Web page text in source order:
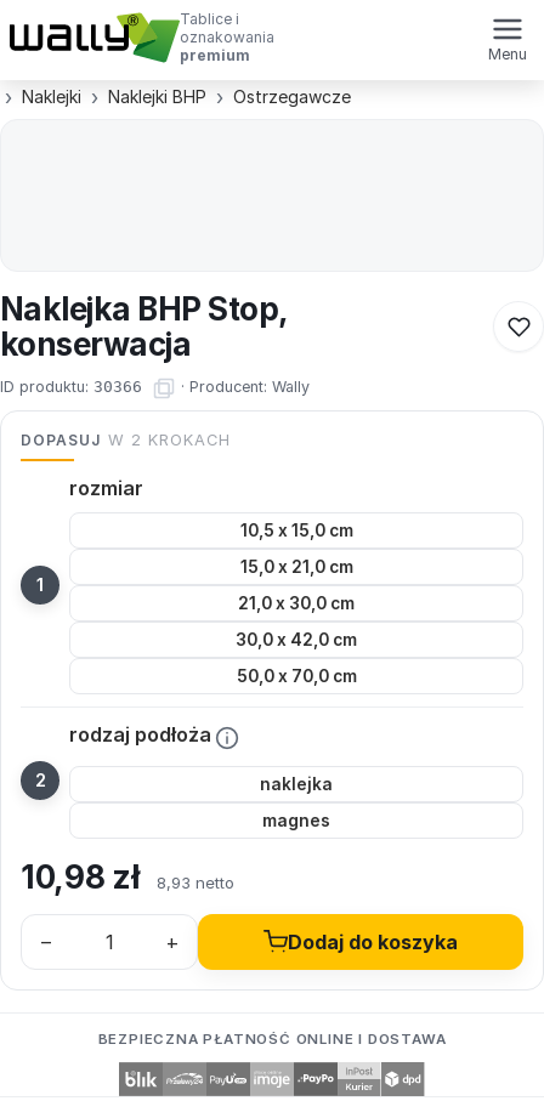
Tablice i
oznakowania
premium
Menu
Naklejki Naklejki BHP Ostrzegawcze
Naklejka BHP Stop,
konserwacja
ID produktu: 30366 · Producent: Wally
DOPASUJ W 2 KROKACH
rozmiar
10,5 x 15,0 cm
15,0 x 21,0 cm
21,0 x 30,0 cm
30,0 x 42,0 cm
50,0 x 70,0 cm
rodzaj podłoża
naklejka
magnes
10,98 zł 8,93 netto
– + Dodaj do koszyka
BEZPIECZNA PŁATNOŚĆ ONLINE I DOSTAWA